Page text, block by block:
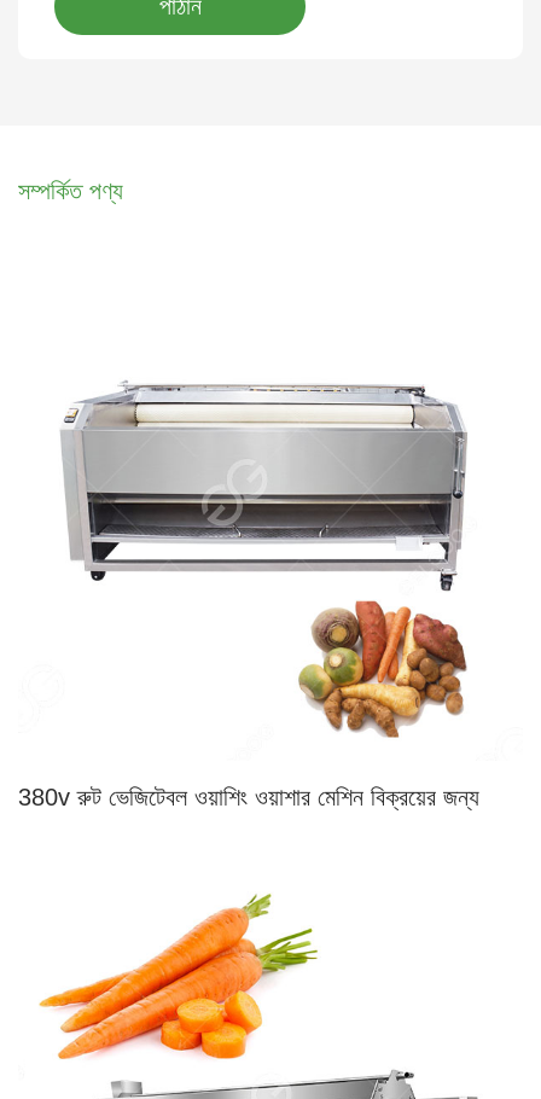
পাঠান
সম্পর্কিত পণ্য
380v রুট ভেজিটেবল ওয়াশিং ওয়াশার মেশিন বিক্রয়ের জন্য